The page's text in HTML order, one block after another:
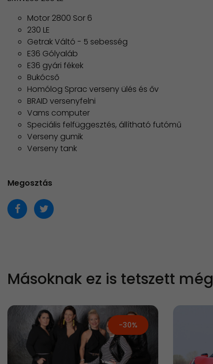
Motor 2800 Sor 6
230 LE
Getrak Váltó - 5 sebesség
E36 Gólyaláb
E36 gyári fékek
Bukócső
Homólog Sprac verseny ülés és őv
BRAID versenyfelni
Vams computer
Speciális felfüggesztés, állítható futómű
Verseny gumik
Verseny tank
Megosztás
Másoknak ez is tetszett még
-30%